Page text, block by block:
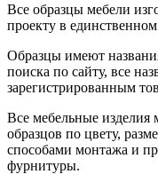
Все образцы мебели
проекту в
Образцы имеют
поиска по сайту, все
зарегистрированным
Все мебельные изделия
образцов по цвету,
способами монтажа и
фурнитуры.